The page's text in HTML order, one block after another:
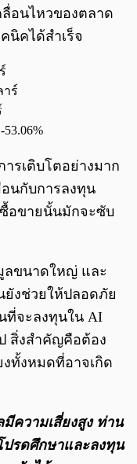
อนไหวของตลาด
นิคได้สำเร็จ
าร์
รเติบโตอย่างมาก
นกับการลงทุน
อขายนั้นมักจะซับ
ลขนาดใหญ่ และ
ยังช่วยให้ปลอดภัย
ที่จะลงทุนใน AI
สิ่งสำคัญคือต้อง
ทั้งหมดที่อาจเกิด
ความเสี่ยงสูง ท่าน
ปรดศึกษาและลงทุน